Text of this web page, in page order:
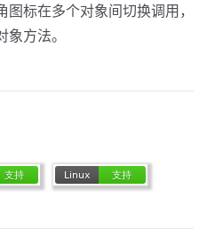
标在多个对象间切换调用，
方法。